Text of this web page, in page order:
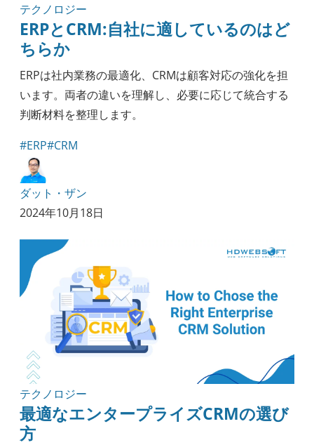
テクノロジー
ERPとCRM:自社に適しているのはど
ちらか
ERPは社内業務の最適化、CRMは顧客対応の強化を担
います。両者の違いを理解し、必要に応じて統合する
判断材料を整理します。
#ERP#CRM
ダット・ザン
2024年10月18日
テクノロジー
最適なエンタープライズCRMの選び
方